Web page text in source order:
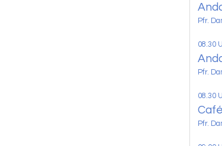
Pfr.
08.30
Pfr.
08.30
Pfr.